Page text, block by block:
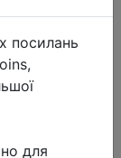
посилань
для